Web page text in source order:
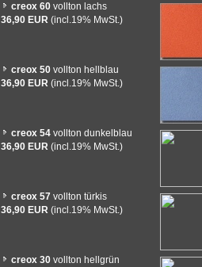
creox 60 vollton lachs
36,90 EUR (incl.19% MwSt.)
creox 50 vollton hellblau
36,90 EUR (incl.19% MwSt.)
creox 54 vollton dunkelblau
36,90 EUR (incl.19% MwSt.)
creox 57 vollton türkis
36,90 EUR (incl.19% MwSt.)
creox 30 vollton hellgrün